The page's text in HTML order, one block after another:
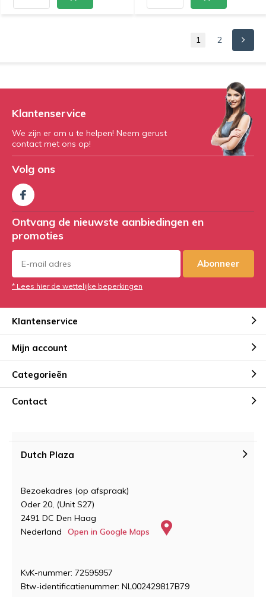
1 2
Klantenservice
We zijn er om u te helpen! Neem gerust
contact met ons op!
Volg ons
Ontvang de nieuwste aanbiedingen en
promoties
Abonneer
* Lees hier de wettelijke beperkingen
Klantenservice
Mijn account
Categorieën
Contact
Dutch Plaza
Bezoekadres (op afspraak)
Oder 20, (Unit S27)
2491 DC Den Haag
Nederland
Open in Google Maps
KvK-nummer: 72595957
Btw-identificatienummer: NL002429817B79